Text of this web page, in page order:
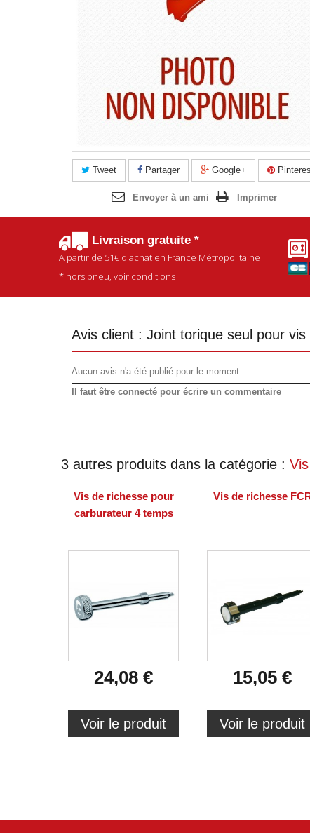
Tweet Partager Google+
Envoyer à un ami Imprimer
Livraison gratuite *
A partir de 51€ d'achat en France Métropolitaine
* hors pneu, voir conditions
Avis client : Joint torique seul pour
Aucun avis n'a été publié pour le moment.
Il faut être connecté pour écrire un commentaire
3 autres produits dans la catégorie :
Vis de richesse pour
carburateur 4 temps
24,08 €
Voir le produit
Vis de richesse
15,05 €
Voir le produit